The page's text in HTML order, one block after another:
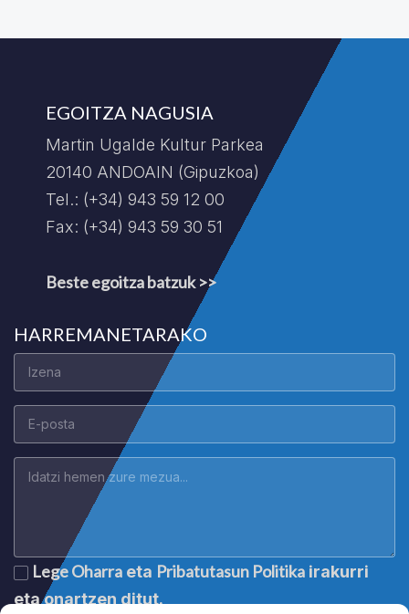
EGOITZA NAGUSIA
Martin Ugalde Kultur Parkea
20140 ANDOAIN (Gipuzkoa)
Tel.: (+34) 943 59 12 00
Fax: (+34) 943 59 30 51
Beste egoitza batzuk >>
HARREMANETARAKO
Lege Oharra eta Pribatutasun Politika irakurri
eta onartzen ditut.